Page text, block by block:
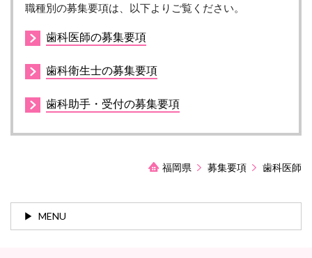
職種別の募集要項は、以下よりご覧ください。
歯科医師の募集要項
歯科衛生士の募集要項
歯科助手・受付の募集要項
福岡県 募集要項 歯科医師
MENU